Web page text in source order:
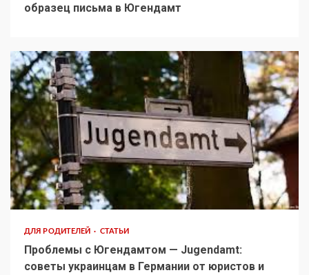
образец письма в Югендамт
ДЛЯ РОДИТЕЛЕЙ СТАТЬИ
Проблемы с Югендамтом — Jugendamt:
советы украинцам в Германии от юристов и